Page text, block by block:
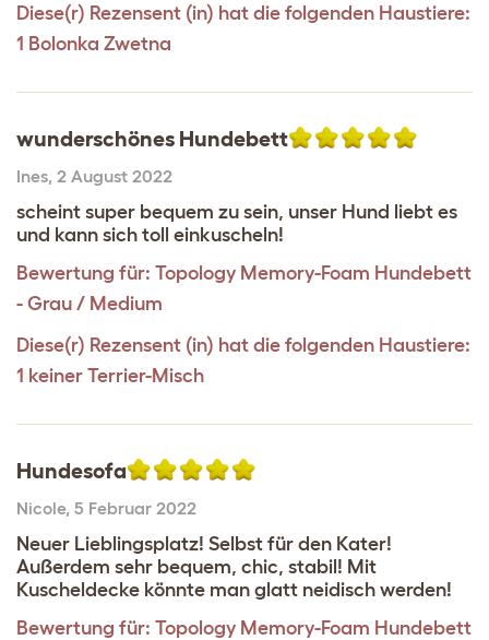
Diese(r) Rezensent (in) hat die folgenden Haustiere:
1 Bolonka Zwetna
wunderschönes Hundebett
Ines, 2 August 2022
scheint super bequem zu sein, unser Hund liebt es
und kann sich toll einkuscheln!
Bewertung für: Topology Memory-Foam Hundebett
- Grau / Medium
Diese(r) Rezensent (in) hat die folgenden Haustiere:
1 keiner Terrier-Misch
Hundesofa
Nicole, 5 Februar 2022
Neuer Lieblingsplatz! Selbst für den Kater!
Außerdem sehr bequem, chic, stabil! Mit
Kuscheldecke könnte man glatt neidisch werden!
Bewertung für: Topology Memory-Foam Hundebett